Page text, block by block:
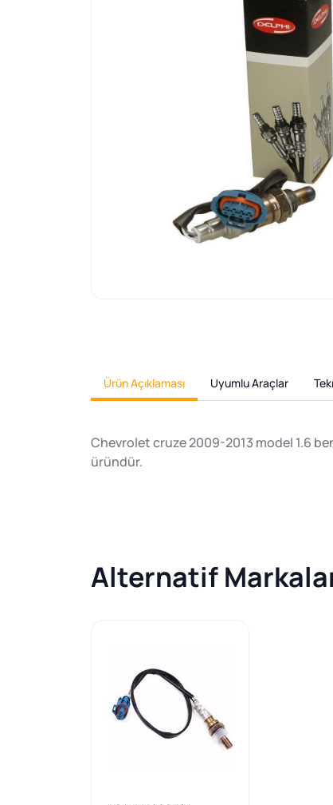
Ürün Açıklaması Uyumlu Araçlar
Chevrolet cruze 2009-2013 model 1.6
üründür.
Alternatif